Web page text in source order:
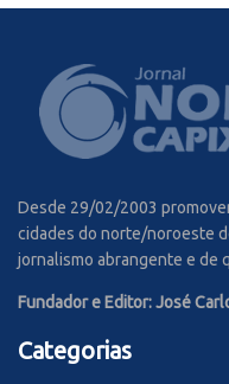
Desde 29/02/2003
cidades do norte/noroeste
jornalismo abrangente e de
Fundador e Editor: José
Categorias